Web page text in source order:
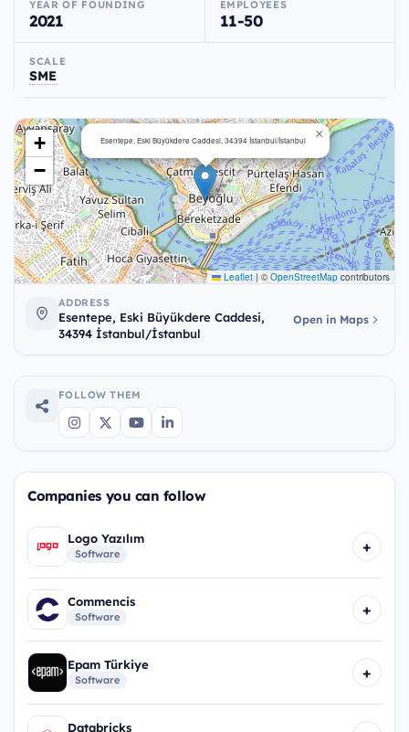
YEAR OF FOUNDING
2021
EMPLOYEES
11-50
SCALE
SME
Esentepe, Eski Büyükdere Caddesi, 34394 İstanbul/İstanbul ×
+
−
Leaflet |©OpenStreetMap contributors
ADDRESS
Esentepe, Eski Büyükdere Caddesi,
34394 İstanbul/İstanbul
Open in Maps
FOLLOW THEM
Companies you can follow
Logo Yazılım
Software +
Commencis
Software +
Epam Türkiye
Software +
Databricks